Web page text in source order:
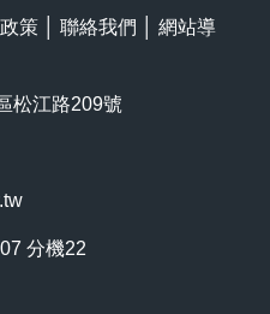
策 聯絡我們
網站導
松江路209號
分機22